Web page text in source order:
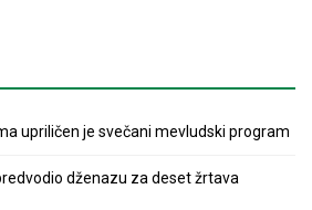
upriličen je svečani mevludski program
dženazu za deset žrtava